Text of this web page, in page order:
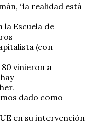
“la realidad está
la Escuela de
(con
vinieron a
dado como
en su intervención